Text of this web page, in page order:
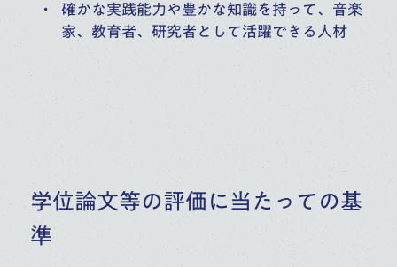
確かな実践能力や豊かな知識を持って、音楽
家、教育者、研究者として活躍できる人材
学位論文等の評価に当たっての基
準